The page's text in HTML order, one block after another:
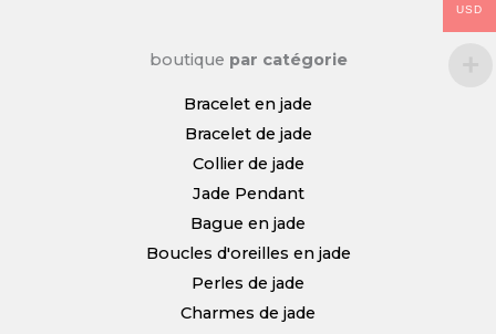
boutique par catégorie
Bracelet en jade
Bracelet de jade
Collier de jade
Jade Pendant
Bague en jade
Boucles d'oreilles en jade
Perles de jade
Charmes de jade
USD